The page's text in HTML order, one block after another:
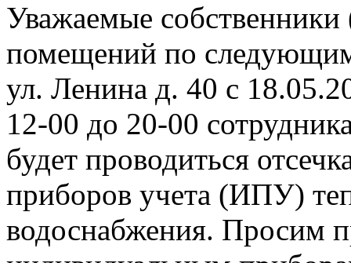
Уважаемые
помещений по
ул. Ленина д. 40 с
12-00 до 20-00
будет проводиться
приборов учета (ИПУ)
водоснабжения. Просим